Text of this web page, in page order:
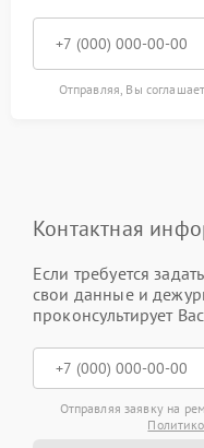
Отправляя, Вы
Контактная
Если требуется
свои данные и
проконсультирует
Отправляя заявку на